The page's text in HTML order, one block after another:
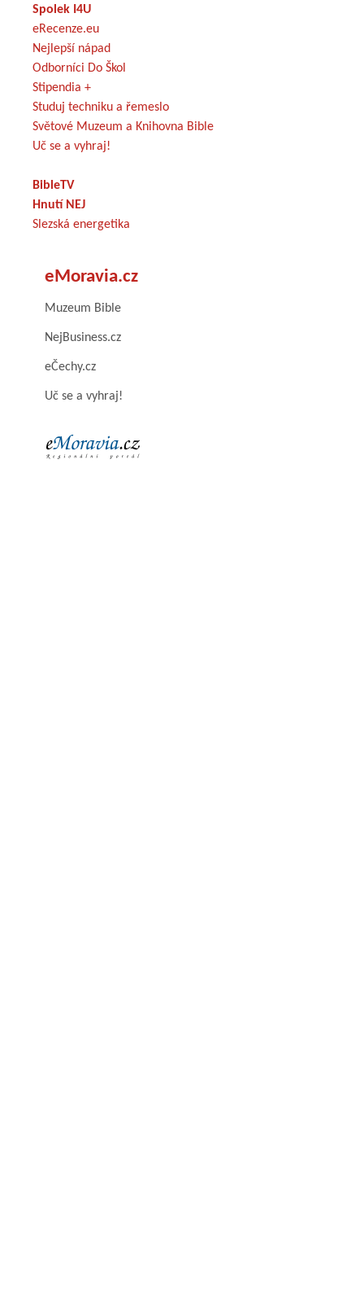
Spolek I4U
eRecenze.eu
Nejlepší nápad
Odborníci Do Škol
Stipendia +
Studuj techniku a řemeslo
Světové Muzeum a Knihovna Bible
Uč se a vyhraj!
BibleTV
Hnutí NEJ
Slezská energetika
eMoravia.cz
Muzeum Bible
NejBusiness.cz
eČechy.cz
Uč se a vyhraj!